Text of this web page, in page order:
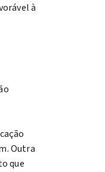
à
Outra
que